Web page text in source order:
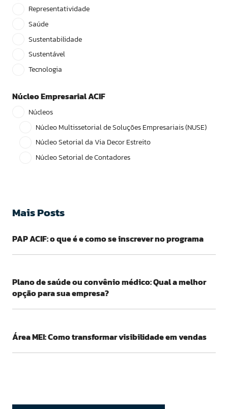
Representatividade
Saúde
Sustentabilidade
Sustentável
Tecnologia
Núcleo Empresarial ACIF
Núcleos
Núcleo Multissetorial de Soluções Empresariais (NUSE)
Núcleo Setorial da Via Decor Estreito
Núcleo Setorial de Contadores
Mais Posts
PAP ACIF: o que é e como se inscrever no programa
Plano de saúde ou convênio médico: Qual a melhor
opção para sua empresa?
Área MEI: Como transformar visibilidade em vendas